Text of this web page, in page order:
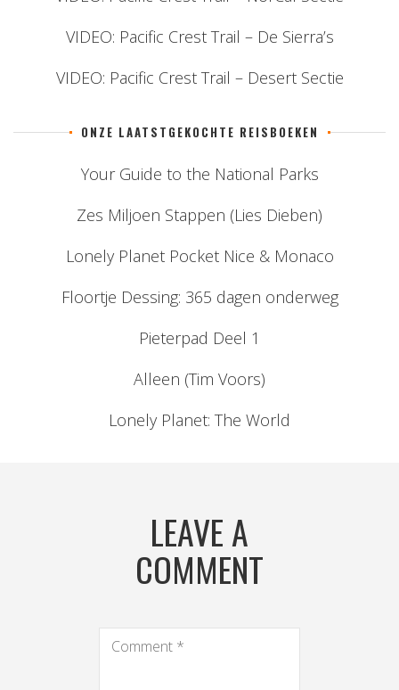
VIDEO: Pacific Crest Trail – De Sierra’s
VIDEO: Pacific Crest Trail – Desert Sectie
ONZE LAATSTGEKOCHTE REISBOEKEN
Your Guide to the National Parks
Zes Miljoen Stappen (Lies Dieben)
Lonely Planet Pocket Nice & Monaco
Floortje Dessing: 365 dagen onderweg
Pieterpad Deel 1
Alleen (Tim Voors)
Lonely Planet: The World
LEAVE A
COMMENT